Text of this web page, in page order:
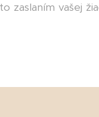
zaslaním vašej